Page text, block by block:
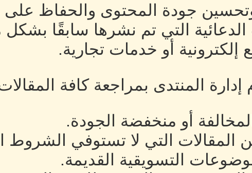
جودة المحتوى والحفاظ على
التي تم نشرها سابقًا
أو خدمات تجارية.
إدارة المنتدى بمراجعة كافة
أو منخفضة الجودة.
المقالات التي لا تستوفي الشروط
التسويقية القديمة.